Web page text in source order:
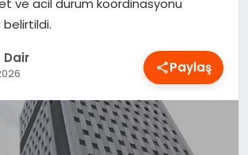
belirtildi.
Paylaş